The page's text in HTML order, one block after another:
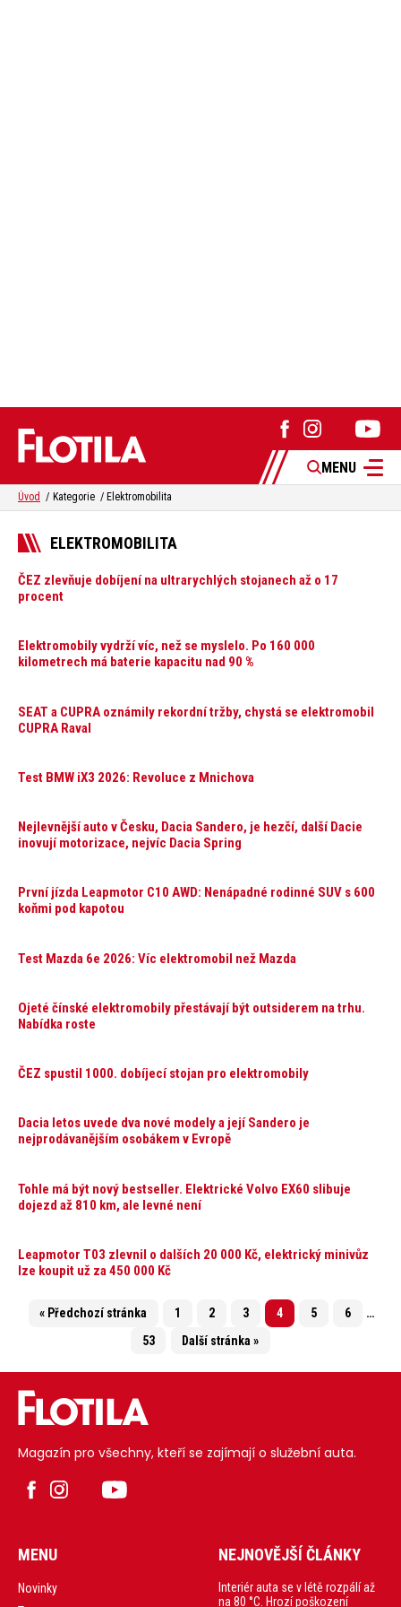
MENU
Úvod Kategorie Elektromobilita
ELEKTROMOBILITA
ČEZ zlevňuje dobíjení na ultrarychlých stojanech až o 17
procent
Elektromobily vydrží víc, než se myslelo. Po 160 000
kilometrech má baterie kapacitu nad 90 %
SEAT a CUPRA oznámily rekordní tržby, chystá se elektromobil
CUPRA Raval
Test BMW iX3 2026: Revoluce z Mnichova
Nejlevnější auto v Česku, Dacia Sandero, je hezčí, další Dacie
inovují motorizace, nejvíc Dacia Spring
První jízda Leapmotor C10 AWD: Nenápadné rodinné SUV s 600
koňmi pod kapotou
Test Mazda 6e 2026: Víc elektromobil než Mazda
Ojeté čínské elektromobily přestávají být outsiderem na trhu.
Nabídka roste
ČEZ spustil 1000. dobíjecí stojan pro elektromobily
Dacia letos uvede dva nové modely a její Sandero je
nejprodávanějším osobákem v Evropě
Tohle má být nový bestseller. Elektrické Volvo EX60 slibuje
dojezd až 810 km, ale levné není
Leapmotor T03 zlevnil o dalších 20 000 Kč, elektrický minivůz
lze koupit už za 450 000 Kč
« Předchozí stránka 1 2 3 4 5 6
…
53
Další stránka »
Magazín pro všechny, kteří se zajímají o služební auta.
MENU
Novinky
NEJNOVĚJŠÍ ČLÁNKY
Interiér auta se v létě rozpálí až
na 80 °C. Hrozí poškození